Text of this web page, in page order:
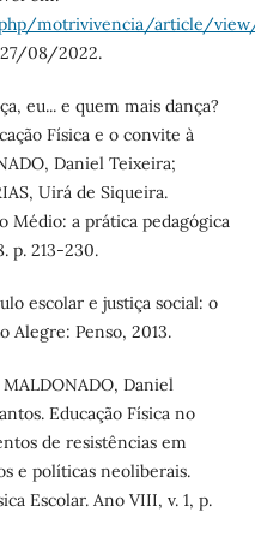
motrivivencia/article/
27/08/2022.
eu... e quem mais dança?
Física e o convite à
Daniel Teixeira;
Uirá de Siqueira.
Médio: a prática pedagógica
p. 213-230.
escolar e justiça social: o
Alegre: Penso, 2013.
Daniel
Educação Física no
de resistências em
e políticas neoliberais.
Escolar. Ano VIII, v. 1, p.